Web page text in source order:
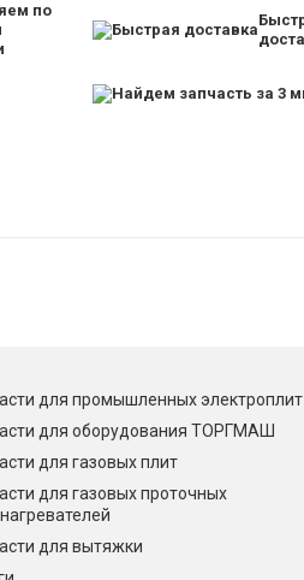
по
для промышленных электроплит
для оборудования ТОРГМАШ
для газовых плит
для газовых проточных
для вытяжки